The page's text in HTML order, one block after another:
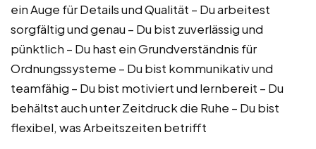
ein Auge für Details und Qualität – Du arbeitest
sorgfältig und genau – Du bist zuverlässig und
pünktlich – Du hast ein Grundverständnis für
Ordnungssysteme – Du bist kommunikativ und
teamfähig – Du bist motiviert und lernbereit – Du
behältst auch unter Zeitdruck die Ruhe – Du bist
flexibel, was Arbeitszeiten betrifft